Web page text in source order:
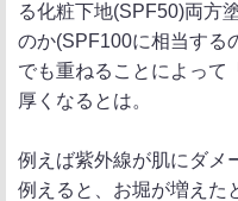
る化粧下地(SPF50)両方
のか(SPF100に相当する
でも重ねることによって
厚くなるとは。
例えば紫外線が肌にダメ
例えると、お堀が増えた